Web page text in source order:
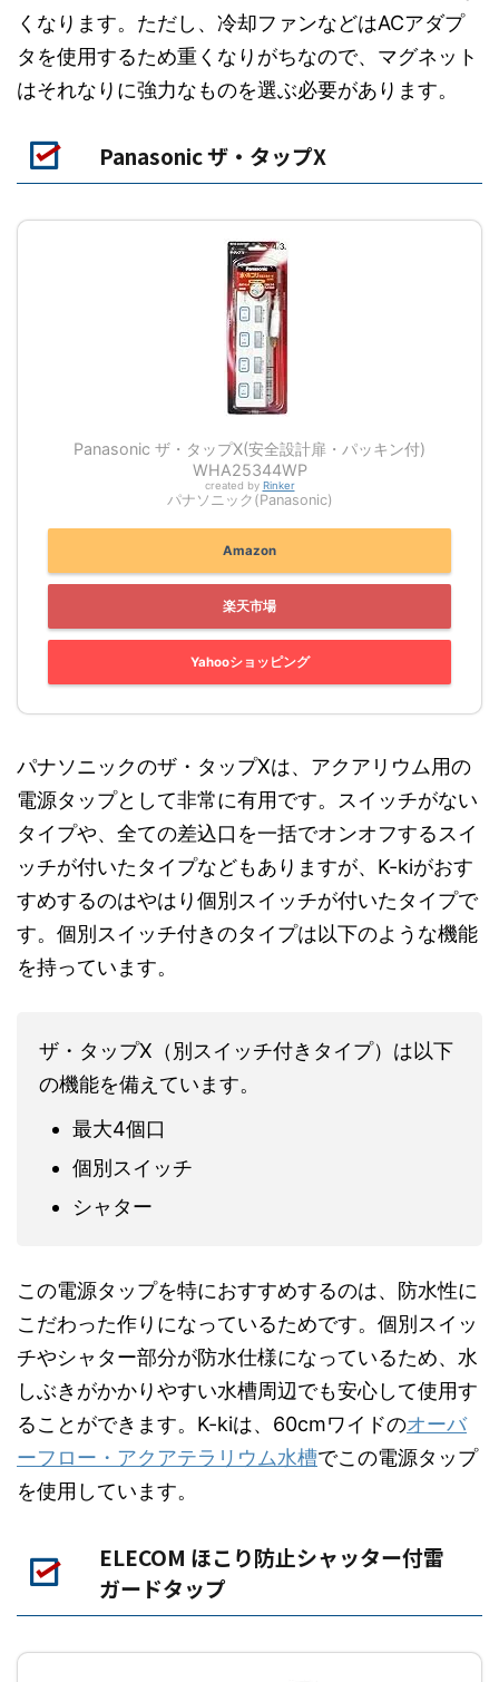
くなります。ただし、冷却ファンなどはACアダプ
タを使用するため重くなりがちなので、マグネット
はそれなりに強力なものを選ぶ必要があります。
Panasonic ザ・タップX
Panasonic ザ・タップX(安全設計扉・パッキン付)
WHA25344WP
created by Rinker
パナソニック(Panasonic)
Amazon
楽天市場
Yahooショッピング
パナソニックのザ・タップXは、アクアリウム用の
電源タップとして非常に有用です。スイッチがない
タイプや、全ての差込口を一括でオンオフするスイ
ッチが付いたタイプなどもありますが、K-kiがおす
すめするのはやはり個別スイッチが付いたタイプで
す。個別スイッチ付きのタイプは以下のような機能
を持っています。
ザ・タップX（別スイッチ付きタイプ）は以下
の機能を備えています。
最大4個口
個別スイッチ
シャター
この電源タップを特におすすめするのは、防水性に
こだわった作りになっているためです。個別スイッ
チやシャター部分が防水仕様になっているため、水
しぶきがかかりやすい水槽周辺でも安心して使用す
ることができます。K-kiは、60cmワイドのオーバ
ーフロー・アクアテラリウム水槽でこの電源タップ
を使用しています。
ELECOM ほこり防止シャッター付雷
ガードタップ